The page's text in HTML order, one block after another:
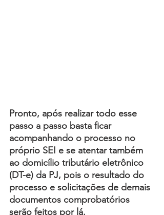
Pronto, após realizar todo esse
passo a passo basta ficar
acompanhando o processo no
próprio SEI e se atentar também
ao domicílio tributário eletrônico
(DT-e) da PJ, pois o resultado do
processo e solicitações de demais
documentos comprobatórios
serão feitos por lá.